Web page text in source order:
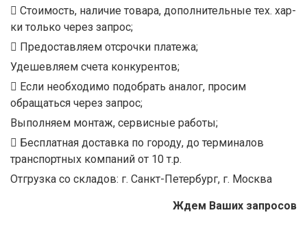
Стоимость, наличие товара, дополнительные тех. хар-
ки только через запрос;
Предоставляем отсрочки платежа;
Удешевляем счета конкурентов;
Если необходимо подобрать аналог, просим
обращаться через запрос;
Выполняем монтаж, сервисные работы;
Бесплатная доставка по городу, до терминалов
транспортных компаний от 10 т.р.
Отгрузка со складов: г. Санкт-Петербург, г. Москва
Ждем Ваших запросов